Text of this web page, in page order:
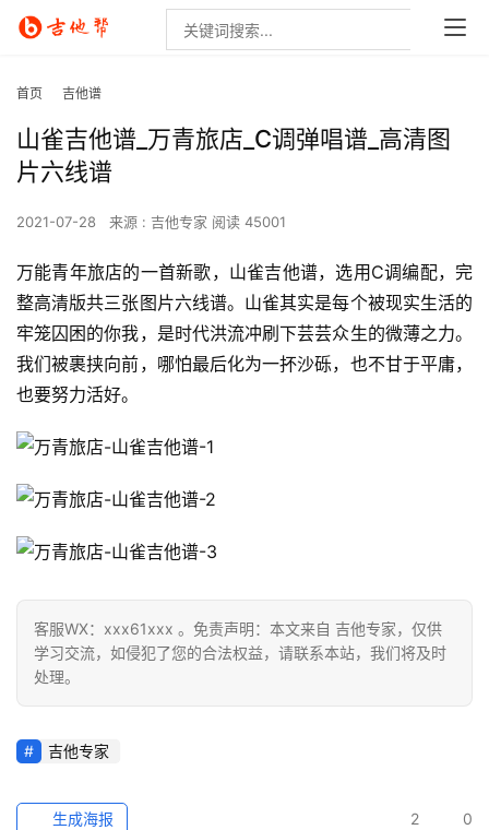
首页 吉他谱
山雀吉他谱_万青旅店_C调弹唱谱_高清图
片六线谱
2021-07-28 来源 : 吉他专家 阅读 45001
万能青年旅店的一首新歌，山雀吉他谱，选用C调编配，完
整高清版共三张图片六线谱。山雀其实是每个被现实生活的
牢笼囚困的你我，是时代洪流冲刷下芸芸众生的微薄之力。
我们被裹挟向前，哪怕最后化为一抔沙砾，也不甘于平庸，
也要努力活好。
客服WX：xxx61xxx 。免责声明：本文来自 吉他专家，仅供
学习交流，如侵犯了您的合法权益，请联系本站，我们将及时
处理。
吉他专家
2 0
生成海报